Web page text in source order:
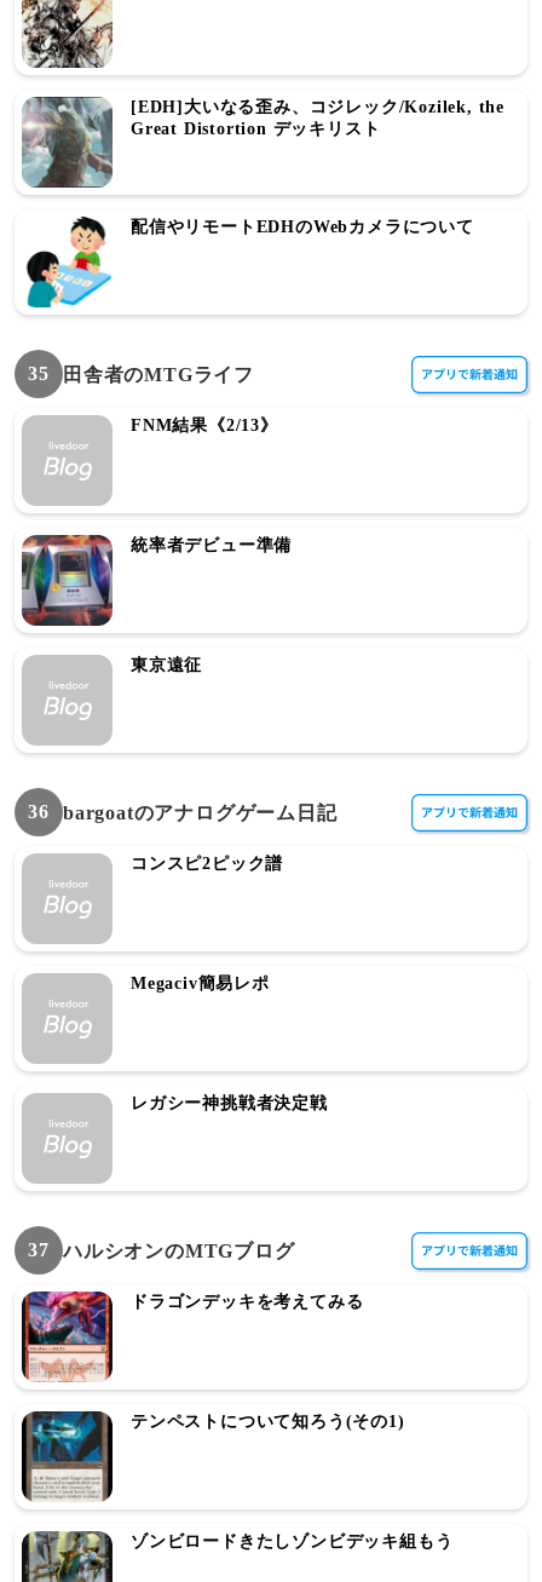
[EDH]大いなる歪み、コジレック/Kozilek, the
Great Distortion デッキリスト
配信やリモートEDHのWebカメラについて
35 田舎者のMTGライフ
FNM結果《2/13》
統率者デビュー準備
東京遠征
36 bargoatのアナログゲーム日記
コンスピ2ピック譜
Megaciv簡易レポ
レガシー神挑戦者決定戦
37 ハルシオンのMTGブログ
ドラゴンデッキを考えてみる
テンペストについて知ろう(その1)
ゾンビロードきたしゾンビデッキ組もう